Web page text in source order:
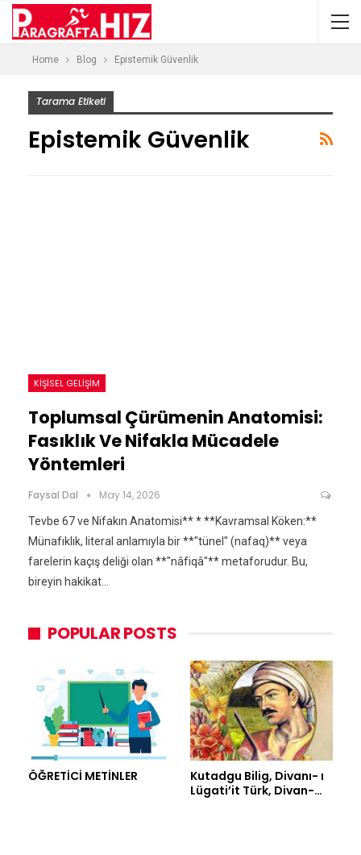
Home Blog Epistemik Güvenlik
Tarama Etiketi
Epistemik Güvenlik
KIŞISEL GELIŞIM
Toplumsal Çürümenin Anatomisi:
Fasıklık Ve Nifakla Mücadele
Yöntemleri
Faysal Dal May 14, 2026
Tevbe 67 ve Nifakın Anatomisi** * **Kavramsal Köken:**
Münafıklık, literal anlamıyla bir **"tünel" (nafaq)** veya
farelerin kaçış deliği olan **"nâfiqâ"** metaforudur. Bu,
bireyin hakikat…
POPULAR POSTS
ÖĞRETİCİ METİNLER
Kutadgu Bilig, Divanı- ı
Lügati’it Türk, Divan-…